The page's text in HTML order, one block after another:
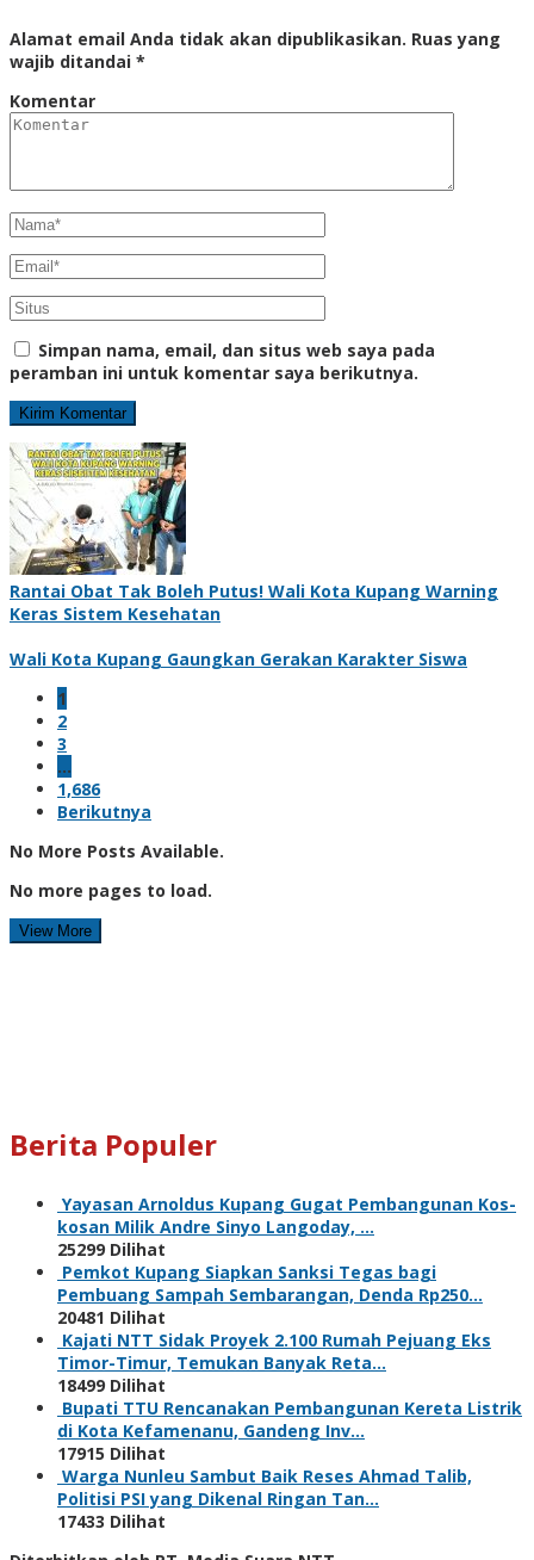
Alamat email Anda tidak akan dipublikasikan. Ruas yang
wajib ditandai *
Komentar
Simpan nama, email, dan situs web saya pada
peramban ini untuk komentar saya berikutnya.
Rantai Obat Tak Boleh Putus! Wali Kota Kupang Warning
Keras Sistem Kesehatan
Wali Kota Kupang Gaungkan Gerakan Karakter Siswa
1
2
3
…
1,686
Berikutnya
No More Posts Available.
No more pages to load.
View More
Berita Populer
Yayasan Arnoldus Kupang Gugat Pembangunan Kos-
kosan Milik Andre Sinyo Langoday, …
25299 Dilihat
Pemkot Kupang Siapkan Sanksi Tegas bagi
Pembuang Sampah Sembarangan, Denda Rp250…
20481 Dilihat
Kajati NTT Sidak Proyek 2.100 Rumah Pejuang Eks
Timor-Timur, Temukan Banyak Reta…
18499 Dilihat
Bupati TTU Rencanakan Pembangunan Kereta Listrik
di Kota Kefamenanu, Gandeng Inv…
17915 Dilihat
Warga Nunleu Sambut Baik Reses Ahmad Talib,
Politisi PSI yang Dikenal Ringan Tan…
17433 Dilihat